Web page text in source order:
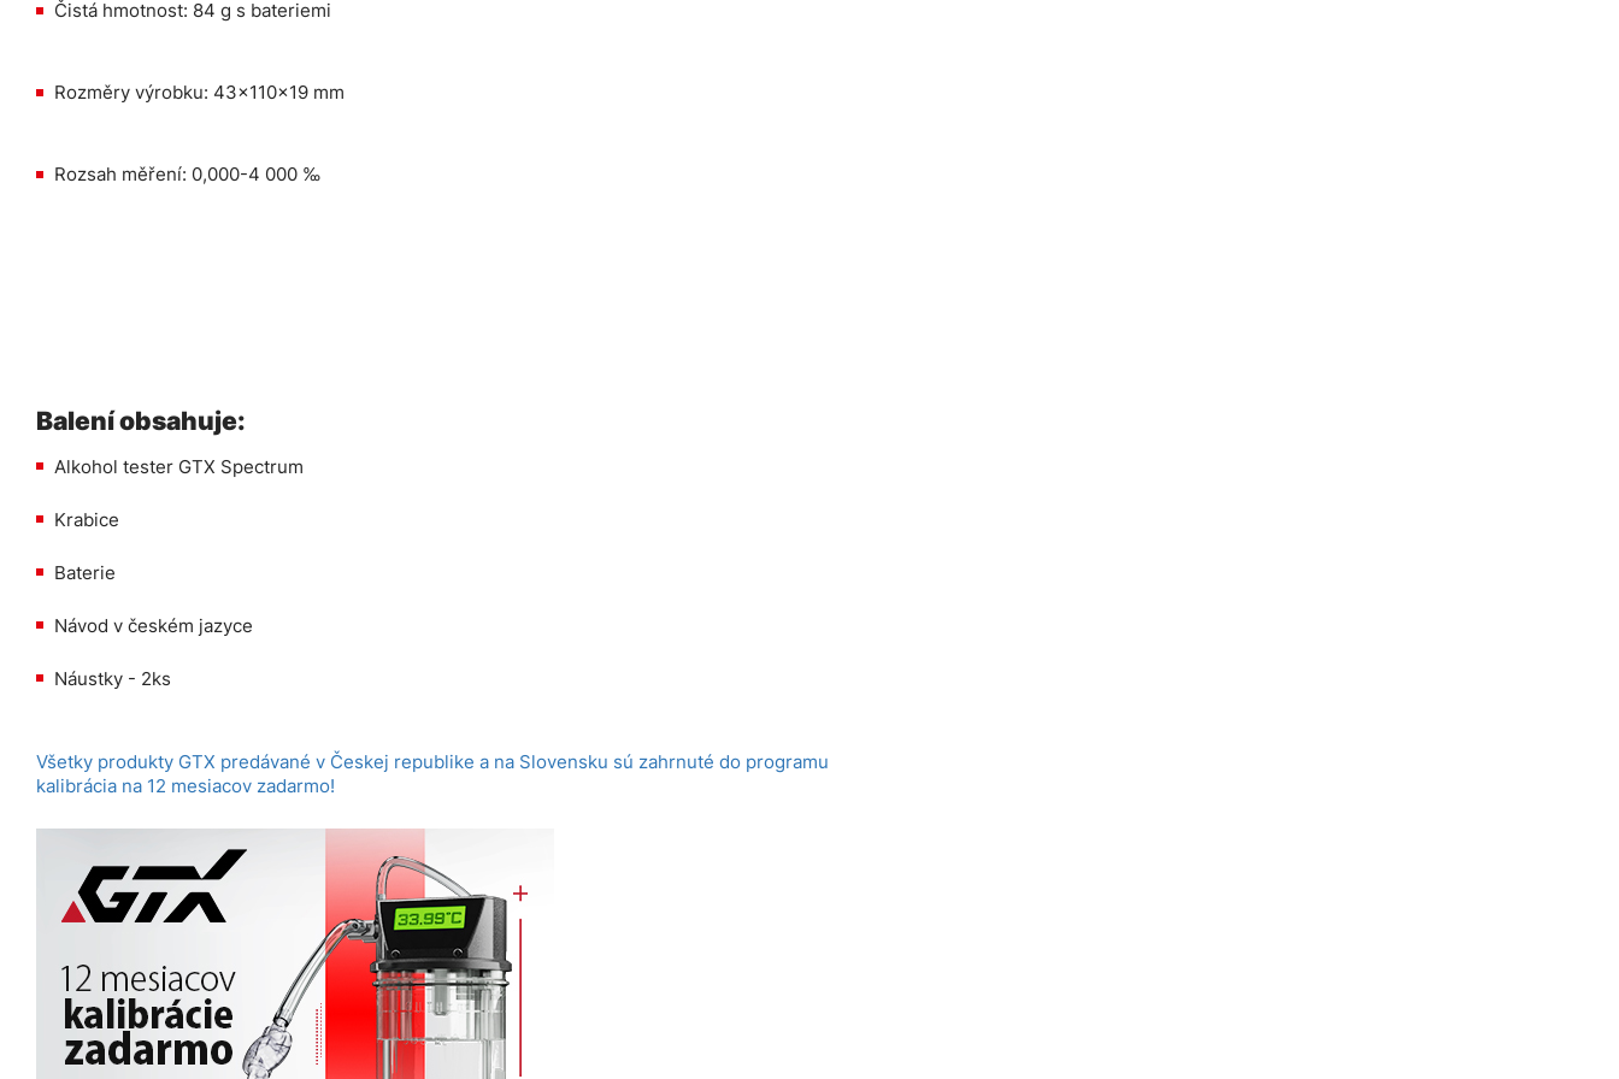
Čistá hmotnost: 84 g s bateriemi
Rozměry výrobku: 43x110x19 mm
Rozsah měření: 0,000-4 000 ‰
Balení obsahuje:
Alkohol tester GTX Spectrum
Krabice
Baterie
Návod v českém jazyce
Náustky - 2ks
Všetky produkty GTX predávané v Českej republike a na Slovensku sú zahrnuté do programu
kalibrácia na 12 mesiacov zadarmo!